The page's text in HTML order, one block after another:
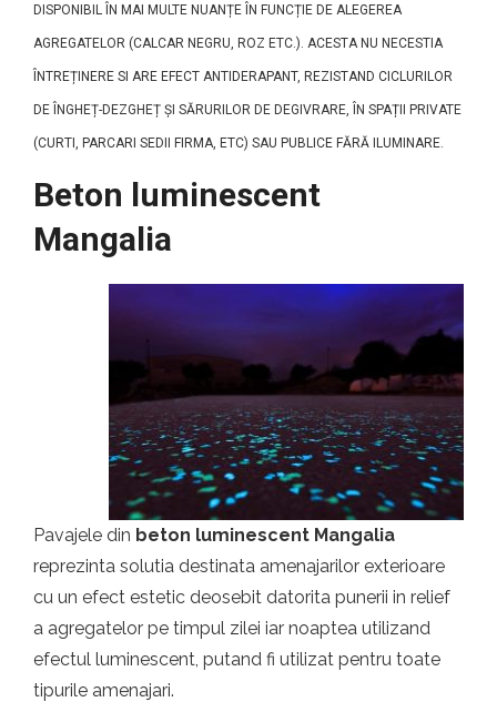
DISPONIBIL ÎN MAI MULTE NUANȚE ÎN FUNCȚIE DE ALEGEREA
AGREGATELOR (CALCAR NEGRU, ROZ ETC.). ACESTA NU NECESTIA
ÎNTREȚINERE SI ARE EFECT ANTIDERAPANT, REZISTAND CICLURILOR
DE ÎNGHEȚ-DEZGHEȚ ȘI SĂRURILOR DE DEGIVRARE, ÎN SPAȚII PRIVATE
(CURTI, PARCARI SEDII FIRMA, ETC) SAU PUBLICE FĂRĂ ILUMINARE.
Beton luminescent
Mangalia
Pavajele din beton luminescent Mangalia
reprezinta solutia destinata amenajarilor exterioare
cu un efect estetic deosebit datorita punerii in relief
a agregatelor pe timpul zilei iar noaptea utilizand
efectul luminescent, putand fi utilizat pentru toate
tipurile amenajari.